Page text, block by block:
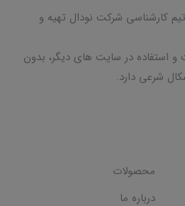
کارشناسی شرکت نودال تهیه و
استفاده در سایت های دیگر، بدون
شرعی دارد.
محصولات
درباره ما